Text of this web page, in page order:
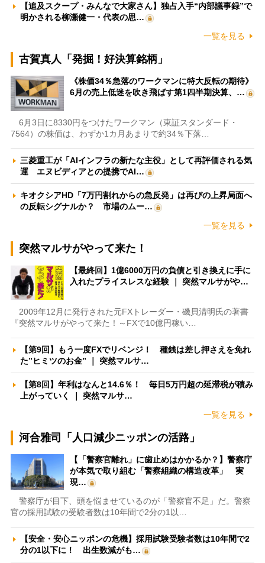
【追及スクープ・みんなで大家さん】独占入手“内部議事録”で
明かされる柳瀬健一・代表の思…
一覧を見る
古賀真人「発掘！好決算銘柄」
《株価34％急落のワークマンに特大反転の期待》
6月の売上低迷を吹き飛ばす第1四半期決算、…
6月3日に8330円をつけたワークマン（東証スタンダード・
7564）の株価は、わずか1カ月あまりで約34％下落…
三菱重工が「AIインフラの新たな主役」として再評価される気
運 エヌビディアとの提携でAI…
キオクシアHD「7万円割れからの急反発」は再びの上昇局面へ
の反転シグナルか？ 市場のムー…
一覧を見る
突然マルサがやって来た！
【最終回】1億6000万円の負債と引き換えに手に
入れたプライスレスな経験 ｜ 突然マルサがや…
2009年12月に発行された元FXトレーダー・磯貝清明氏の著書
『突然マルサがやって来た！～FXで10億円稼い…
【第9回】もう一度FXでリベンジ！ 種銭は差し押さえを免れ
た”ヒミツのお金” ｜ 突然マルサ…
【第8回】年利はなんと14.6％！ 毎日5万円超の延滞税が積み
上がっていく ｜ 突然マルサ…
一覧を見る
河合雅司「人口減少ニッポンの活路」
【「警察官離れ」に歯止めはかかるか？】警察庁
が本気で取り組む「警察組織の構造改革」 実
現…
警察庁が目下、頭を悩ませているのが「警察官不足」だ。警察
官の採用試験の受験者数は10年間で2分の1以…
【安全・安心ニッポンの危機】採用試験受験者数は10年間で2
分の1以下に！ 出生数減がも…